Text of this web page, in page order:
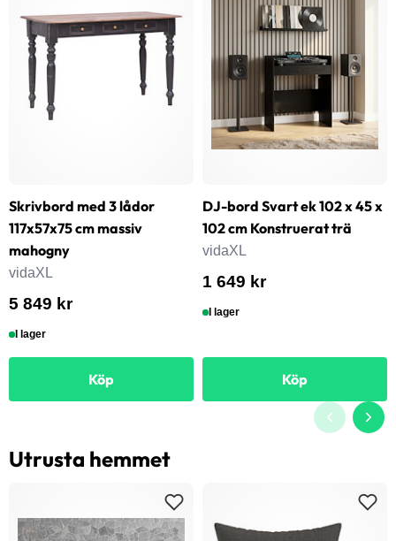
Skrivbord med 3 lådor
117x57x75 cm massiv
mahogny
vidaXL
5 849 kr
I lager
Köp
DJ-bord Svart ek 102 x 45 x
102 cm Konstruerat trä
vidaXL
1 649 kr
I lager
Köp
Utrusta hemmet